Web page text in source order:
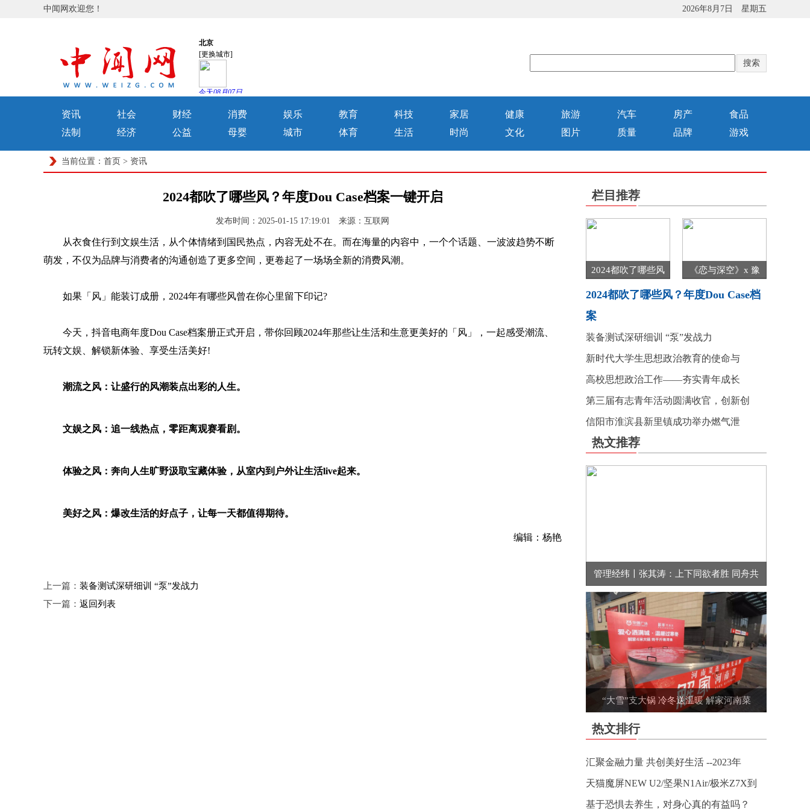
中闻网欢迎您！ 2026年8月7日 星期五
资讯 社会 财经 消费 娱乐 教育 科技 家居 健康 旅游 汽车 房产
食品
法制
经济 公益 母婴 城市 体育 生活 时尚 文化 图片 质量 品牌 游戏
当前位置： 首页 > 资讯
2024都吹了哪些风？年度Dou Case档案一键开启
发布时间：2025-01-15 17:19:01 来源：互联网
从衣食住行到文娱生活，从个体情绪到国民热点，内容无处不在。而在海量的内容中，一个个话题、一波波趋势不断
萌发，不仅为品牌与消费者的沟通创造了更多空间，更卷起了一场场全新的消费风潮。
如果「风」能装订成册，2024年有哪些风曾在你心里留下印记?
今天，抖音电商年度Dou Case档案册正式开启，带你回顾2024年那些让生活和生意更美好的「风」，一起感受潮流、
玩转文娱、解锁新体验、享受生活美好!
潮流之风：让盛行的风潮装点出彩的人生。
文娱之风：追一线热点，零距离观赛看剧。
体验之风：奔向人生旷野汲取宝藏体验，从室内到户外让生活live起来。
美好之风：爆改生活的好点子，让每一天都值得期待。
编辑：杨艳
上一篇： 装备测试深研细训 “泵”发战力
下一篇： 返回列表
栏目推荐
2024都吹了哪些风 《恋与深空》x 豫
2024都吹了哪些风？年度Dou Case档
案
装备测试深研细训 “泵”发战力
新时代大学生思想政治教育的使命与
高校思想政治工作——夯实青年成长
第三届有志青年活动圆满收官，创新创
信阳市淮滨县新里镇成功举办燃气泄
热文推荐
管理经纬〡张其涛：上下同欲者胜 同舟共
“大雪”支大锅 冷冬送温暖 解家河南菜
热文排行
汇聚金融力量 共创美好生活 --2023年
天猫魔屏NEW U2/坚果N1Air/极米Z7X到
基于恐惧去养生，对身心真的有益吗？